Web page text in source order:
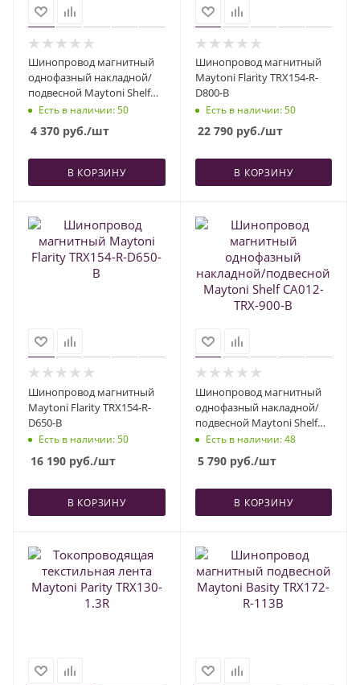
Шинопровод магнитный
однофазный накладной/
подвесной Maytoni Shelf
CA012-TRX-500-B
Есть в наличии: 50
4 370 руб./шт
В КОРЗИНУ
Шинопровод магнитный
Maytoni Flarity TRX154-R-
D800-B
Есть в наличии: 50
22 790руб./шт
В КОРЗИНУ
Шинопровод магнитный
Maytoni Flarity TRX154-R-
D650-B
Есть в наличии: 50
16 190 руб./шт
В КОРЗИНУ
Шинопровод магнитный
однофазный накладной/
подвесной Maytoni Shelf
CA012-TRX-900-B
Есть в наличии: 48
5 790руб./шт
В КОРЗИНУ